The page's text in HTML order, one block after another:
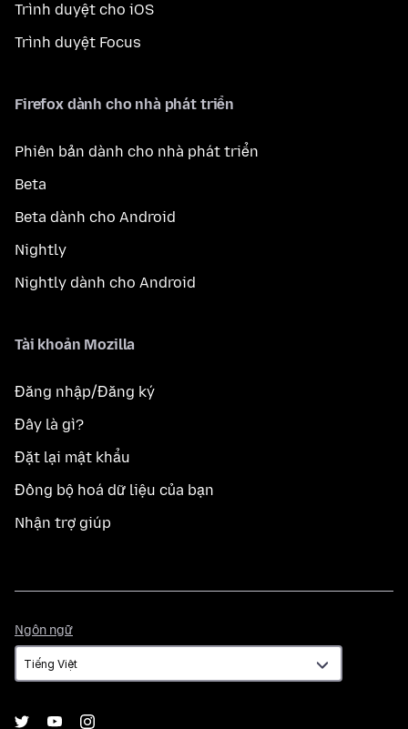
Trình duyệt cho iOS
Trình duyệt Focus
Firefox dành cho nhà phát triển
Phiên bản dành cho nhà phát triển
Beta
Beta dành cho Android
Nightly
Nightly dành cho Android
Tài khoản Mozilla
Đăng nhập/Đăng ký
Đây là gì?
Đặt lại mật khẩu
Đồng bộ hoá dữ liệu của bạn
Nhận trợ giúp
Ngôn ngữ
ngữ